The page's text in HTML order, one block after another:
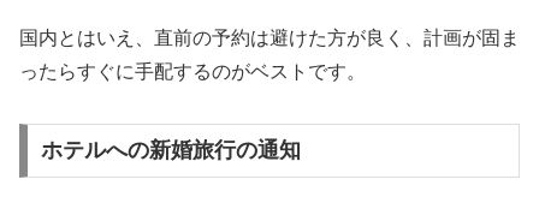
国内とはいえ、直前の予約は避けた方が良く、計画が固ま
ったらすぐに手配するのがベストです。
ホテルへの新婚旅行の通知